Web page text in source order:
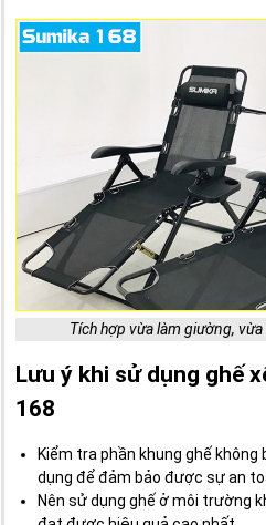
Tích hợp vừa làm giường,
Lưu ý khi sử dụng ghế
168
Kiểm tra phần khung ghế
dụng để đảm bảo được sự an
Nên sử dụng ghế ở môi trường